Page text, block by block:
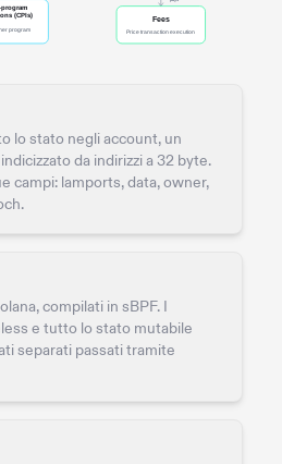
lo stato negli account, un
da indirizzi a 32 byte.
campi: lamports, data, owner,
compilati in sBPF. I
e tutto lo stato mutabile
separati passati tramite